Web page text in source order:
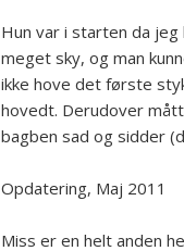
Hun var i starten da
meget sky, og man
ikke hove det første
hovedt. Derudover
bagben sad og sidder
Opdatering, Maj 2011
Miss er en helt anden